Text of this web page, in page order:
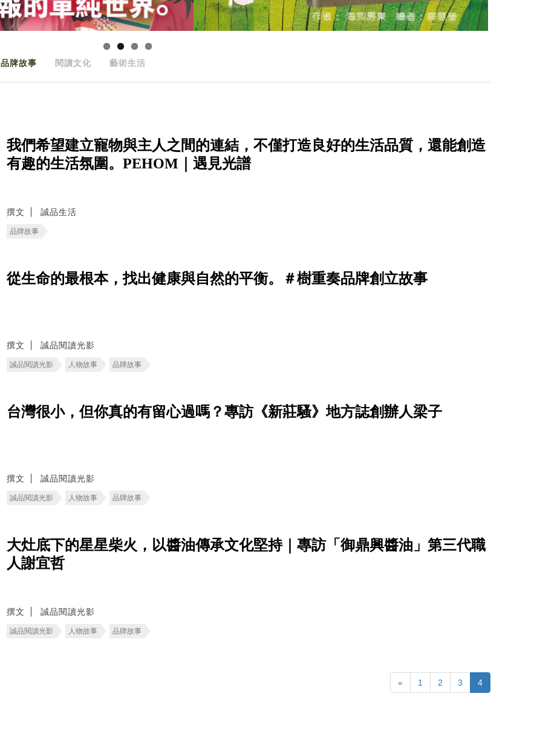
品牌故事 閱讀文化 藝術生活
我們希望建立寵物與主人之間的連結，不僅打造良好的生活品質，還能創造
有趣的生活氛圍。PEHOM｜遇見光譜
撰文 誠品生活
品牌故事
從生命的最根本，找出健康與自然的平衡。＃樹重奏品牌創立故事
撰文 誠品閱讀光影
誠品閱讀光影 人物故事 品牌故事
台灣很小，但你真的有留心過嗎？專訪《新莊騷》地方誌創辦人梁子
撰文 誠品閱讀光影
誠品閱讀光影 人物故事 品牌故事
大灶底下的星星柴火，以醬油傳承文化堅持｜專訪「御鼎興醬油」第三代職
人謝宜哲
撰文 誠品閱讀光影
誠品閱讀光影 人物故事 品牌故事
« 1 2 3 4